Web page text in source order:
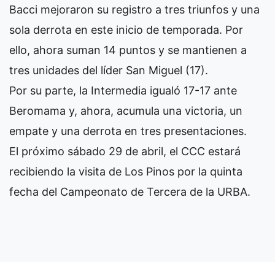
Bacci mejoraron su registro a tres triunfos y una
sola derrota en este inicio de temporada. Por
ello, ahora suman 14 puntos y se mantienen a
tres unidades del líder San Miguel (17).
Por su parte, la Intermedia igualó 17-17 ante
Beromama y, ahora, acumula una victoria, un
empate y una derrota en tres presentaciones.
El próximo sábado 29 de abril, el CCC estará
recibiendo la visita de Los Pinos por la quinta
fecha del Campeonato de Tercera de la URBA.